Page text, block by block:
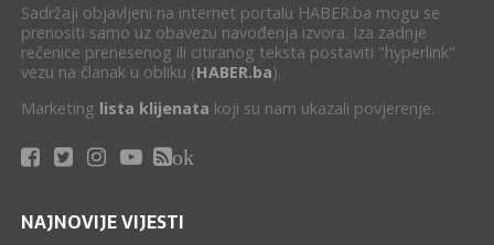
Sadržaji objavljeni na internet portalu HABER.ba mogu se
prenositi samo uz obavezu navođenja izvora. Iza zadnje
rečenice prenesenog ili citiranog teksta postaviti "hyperlink"
vezu na članak u obliku (HABER.ba).
Marketing lista klijenata koji su nam ukazali povjerenje.
ok
NAJNOVIJE VIJESTI